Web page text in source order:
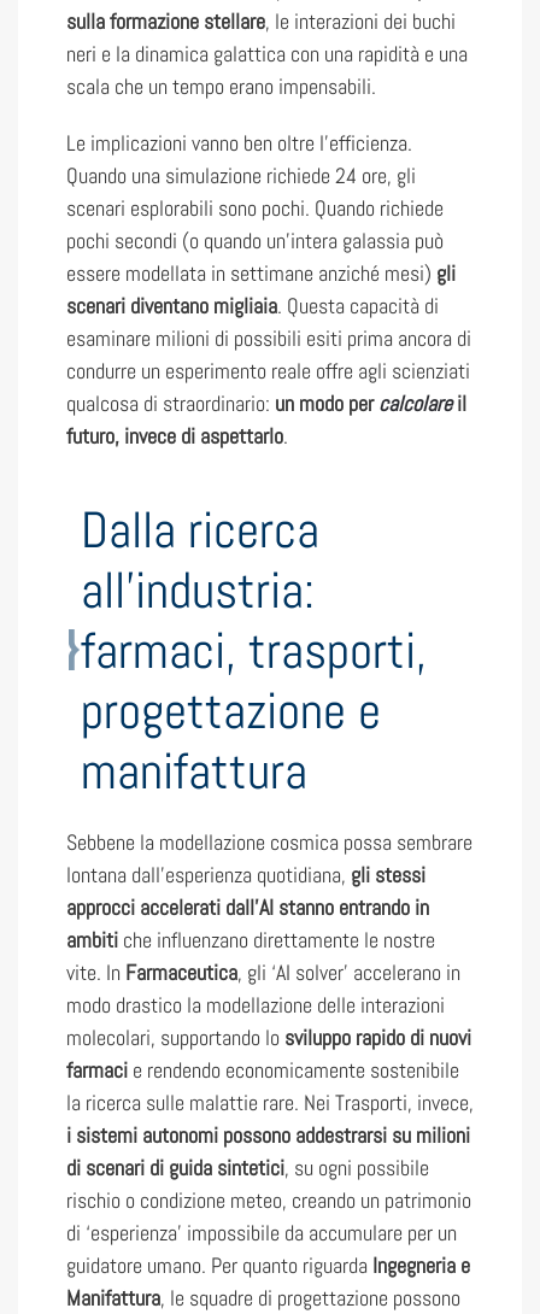
sulla formazione stellare, le interazioni dei buchi
neri e la dinamica galattica con una rapidità e una
scala che un tempo erano impensabili.
Le implicazioni vanno ben oltre l’efficienza.
Quando una simulazione richiede 24 ore, gli
scenari esplorabili sono pochi. Quando richiede
pochi secondi (o quando un’intera galassia può
essere modellata in settimane anziché mesi) gli
scenari diventano migliaia. Questa capacità di
esaminare milioni di possibili esiti prima ancora di
condurre un esperimento reale offre agli scienziati
qualcosa di straordinario: un modo percalcolareil
futuro, invece di aspettarlo.
Dalla ricerca
all’industria:
farmaci, trasporti,
progettazione e
manifattura
Sebbene la modellazione cosmica possa sembrare
lontana dall’esperienza quotidiana, gli stessi
approcci accelerati dall’AI stanno entrando in
ambiti che influenzano direttamente le nostre
vite. In Farmaceutica, gli ‘AI solver’ accelerano in
modo drastico la modellazione delle interazioni
molecolari, supportando lo sviluppo rapido di nuovi
farmaci e rendendo economicamente sostenibile
la ricerca sulle malattie rare. Nei Trasporti, invece,
i sistemi autonomi possono addestrarsi su milioni
di scenari di guida sintetici, su ogni possibile
rischio o condizione meteo, creando un patrimonio
di ‘esperienza’ impossibile da accumulare per un
guidatore umano. Per quanto riguarda Ingegneria e
Manifattura, le squadre di progettazione possono